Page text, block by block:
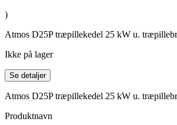
)
Atmos D25P træpillekedel 25 kW u.
Ikke på lager
Se detaljer
Atmos D25P træpillekedel 25 kW u.
Produktnavn